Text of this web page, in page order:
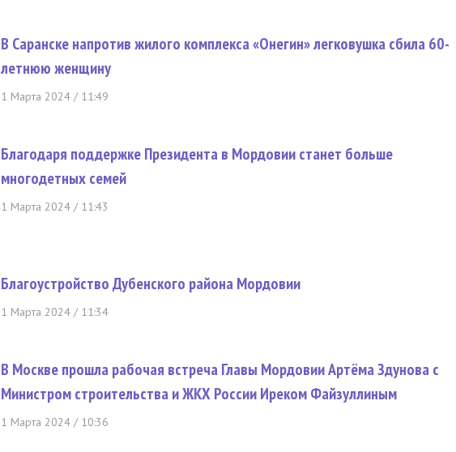
В Саранске напротив жилого комплекса «Онегин» легковушка сбила 60-
летнюю женщину
1 Марта 2024 / 11:49
Благодаря поддержке Президента в Мордовии станет больше
многодетных семей
1 Марта 2024 / 11:43
Благоустройство Дубенского района Мордовии
1 Марта 2024 / 11:34
В Москве прошла рабочая встреча Главы Мордовии Артёма Здунова с
Министром строительства и ЖКХ России Иреком Файзуллиным
1 Марта 2024 / 10:36